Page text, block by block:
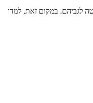
לגביהם. במקום זאת, למדו